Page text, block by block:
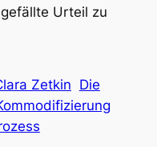
Urteil zu
Zetkin
Die